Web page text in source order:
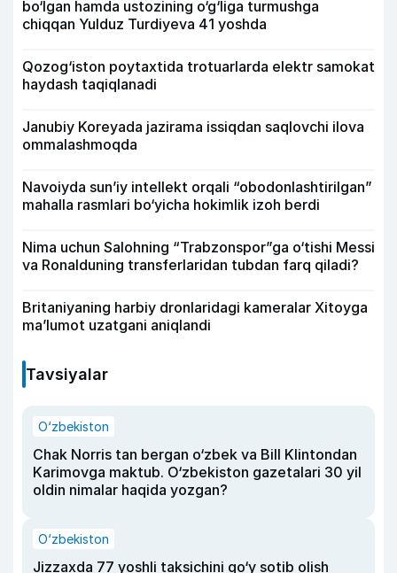
bo‘lgan hamda ustozining o‘g‘liga turmushga
chiqqan Yulduz Turdiyeva 41 yoshda
Qozog‘iston poytaxtida trotuarlarda elektr samokat
haydash taqiqlanadi
Janubiy Koreyada jazirama issiqdan saqlovchi ilova
ommalashmoqda
Navoiyda sun’iy intellekt orqali “obodonlashtirilgan”
mahalla rasmlari bo‘yicha hokimlik izoh berdi
Nima uchun Salohning “Trabzonspor”ga o‘tishi Messi
va Ronalduning transferlaridan tubdan farq qiladi?
Britaniyaning harbiy dronlaridagi kameralar Xitoyga
ma’lumot uzatgani aniqlandi
Tavsiyalar
O‘zbekiston
Chak Norris tan bergan o‘zbek va Bill Klintondan
Karimovga maktub. O‘zbekiston gazetalari 30 yil
oldin nimalar haqida yozgan?
O‘zbekiston
Jizzaxda 77 yoshli taksichini qo‘y sotib olish